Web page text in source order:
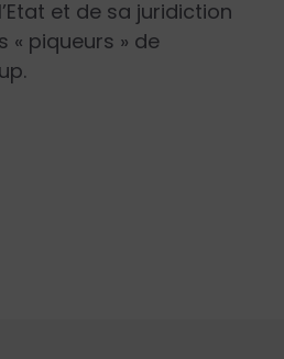
et de sa juridiction
« piqueurs » de